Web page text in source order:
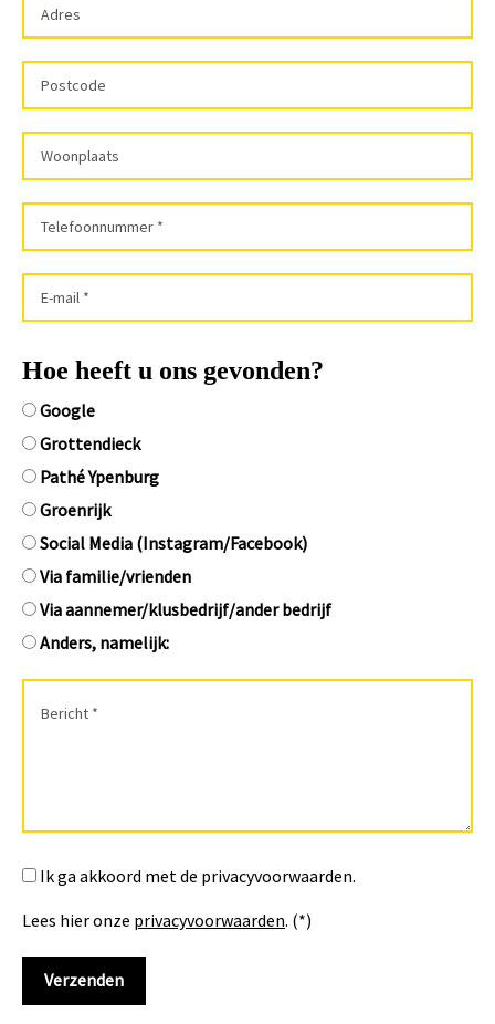
Hoe heeft u ons gevonden?
Google
Grottendieck
Pathé Ypenburg
Groenrijk
Social Media (Instagram/Facebook)
Via familie/vrienden
Via aannemer/klusbedrijf/ander bedrijf
Anders, namelijk:
Ik ga akkoord met de privacyvoorwaarden.
Lees hier onze privacyvoorwaarden. (*)